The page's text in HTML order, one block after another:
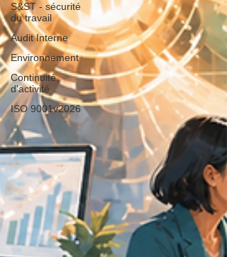
S&ST - sécurité
du travail
Audit Interne
Environnement
Continuité
d'activité
ISO 9001v2026